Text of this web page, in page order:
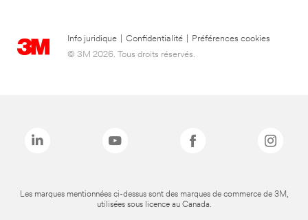
Info juridique Confidentialité
Préférences cookies
© 3M 2026. Tous droits réservés.
Les marques mentionnées ci-dessus sont des marques de commerce de 3M,
utilisées sous licence au Canada.